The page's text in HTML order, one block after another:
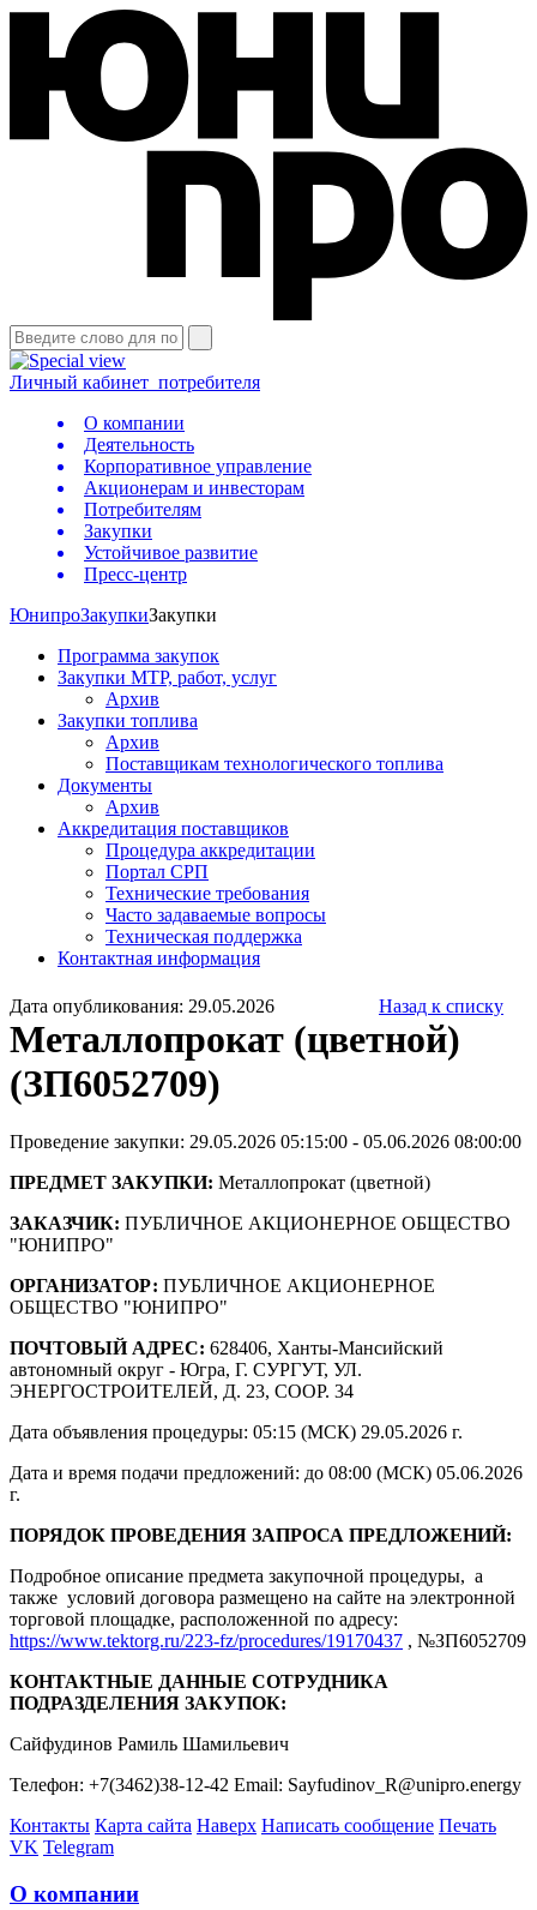
Личный кабинет потребителя
О компании
Деятельность
Корпоративное управление
Акционерам и инвесторам
Потребителям
Закупки
Устойчивое развитие
Пресс-центр
ЮнипроЗакупкиЗакупки
Программа закупок
Закупки МТР, работ, услуг
Архив
Закупки топлива
Архив
Поставщикам технологического топлива
Документы
Архив
Аккредитация поставщиков
Процедура аккредитации
Портал СРП
Технические требования
Часто задаваемые вопросы
Техническая поддержка
Контактная информация
Дата опубликования: 29.05.2026 Назад к списку
Металлопрокат (цветной)
(ЗП6052709)
Проведение закупки: 29.05.2026 05:15:00 - 05.06.2026 08:00:00
ПРЕДМЕТ ЗАКУПКИ: Металлопрокат (цветной)
ЗАКАЗЧИК: ПУБЛИЧНОЕ АКЦИОНЕРНОЕ ОБЩЕСТВО
"ЮНИПРО"
ОРГАНИЗАТОР: ПУБЛИЧНОЕ АКЦИОНЕРНОЕ
ОБЩЕСТВО "ЮНИПРО"
ПОЧТОВЫЙ АДРЕС: 628406, Ханты-Мансийский
автономный округ - Югра, Г. СУРГУТ, УЛ.
ЭНЕРГОСТРОИТЕЛЕЙ, Д. 23, СООР. 34
Дата объявления процедуры: 05:15 (МСК) 29.05.2026 г.
Дата и время подачи предложений: до 08:00 (МСК) 05.06.2026
г.
ПОРЯДОК ПРОВЕДЕНИЯ ЗАПРОСА ПРЕДЛОЖЕНИЙ:
Подробное описание предмета закупочной процедуры, а
также условий договора размещено на сайте на электронной
торговой площадке, расположенной по адресу:
https://www.tektorg.ru/223-fz/procedures/19170437 , №ЗП6052709
КОНТАКТНЫЕ ДАННЫЕ СОТРУДНИКА
ПОДРАЗДЕЛЕНИЯ ЗАКУПОК:
Сaйфудинoв Рaмиль Шaмильeвич
Телефон: +7(3462)38-12-42 Email: Sayfudinov_R@unipro.energy
Контакты Карта сайта Наверх Написать сообщение Печать
VK Telegram
О компании